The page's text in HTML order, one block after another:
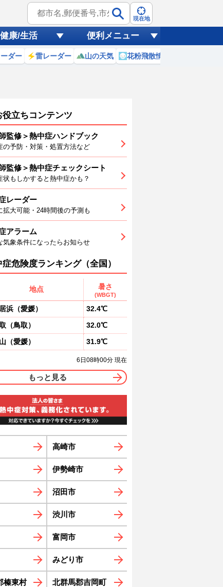
現在地
健康/生活 便利メニュー
ダー 雷レーダー 山の天気 花粉飛散情報
18
25
94
0
19
25
25
21
25
94
役立ちコンテンツ
監修＞熱中症ハンドブック
の予防・対策・処置方法など
監修＞熱中症チェックシート
状もしかすると熱中症かも？
レーダー
拡大可能・24時間後の予測も
アラーム
気象条件になったらお知らせ
危険度ランキング（全国）
地点 暑さ
(WBGT)
浜 （愛媛）
32.4℃
（鳥取）
32.0℃
（愛媛） 31.9℃
6日08時00分 現在
もっと見る
高崎市
伊勢崎市
沼田市
渋川市
富岡市
みどり市
榛東村 北群馬郡吉岡町